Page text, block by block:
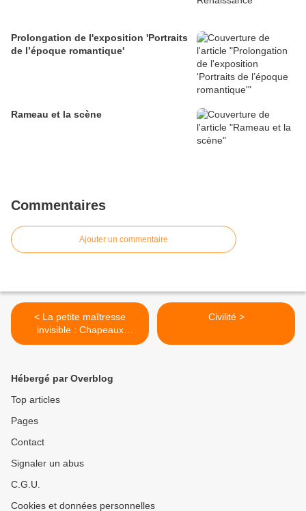
Prolongation de l'exposition 'Portraits
de l’époque romantique'
Rameau et la scène
Commentaires
Ajouter un commentaire
< La petite maîtresse
invisible : Chapeaux
féminins de la première
Civilité >
Hébergé par Overblog
Top articles
Pages
Contact
Signaler un abus
C.G.U.
Cookies et données personnelles